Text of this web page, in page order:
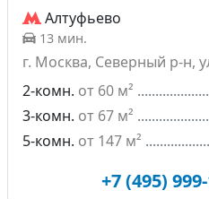
Алтуфьево
13 мин.
г. Москва, Северный р-н,
2-комн. от 60 м²
3-комн. от 67 м²
5-комн. от 147 м²
+7 (495)